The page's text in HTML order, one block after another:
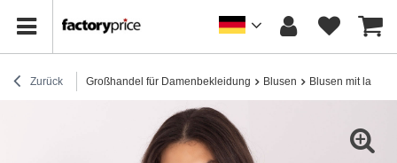
Zurück Großhandel für Damenbekleidung Blusen Blusen mit